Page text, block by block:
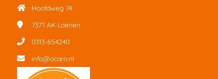
Hoofdweg 74
7371 AK Loenen
0313-654240
info@ocaro.nl